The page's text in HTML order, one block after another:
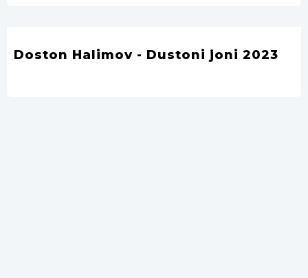
Doston Halimov - Dustoni joni 2023